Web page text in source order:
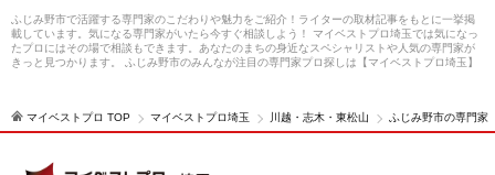
ふじみ野市で活躍する専門家のこだわりや魅力をご紹介！ライターの取材記事をもとに一挙掲
載しています。気になる専門家がいたら今すぐ相談しよう！ マイベストプロ埼玉では気になっ
たプロにはその場で相談もできます。あなたのまちの身近なスペシャリストや人気の専門家が
きっと見つかります。 ふじみ野市のみんなが注目の専門家プロ探しは【マイベストプロ埼玉】
マイベストプロ TOP マイベストプロ埼玉 川越・志木・東松山 ふじみ野市の専門家